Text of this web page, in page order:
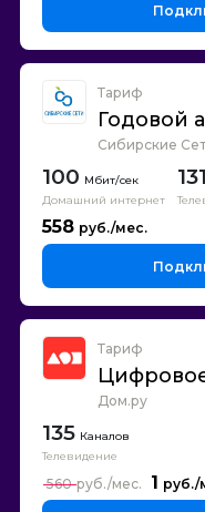
Тариф
Годовой
Сибирские
100
Домашний интернет
131
558
Тариф
Дом.ру
135 Каналов
Телевидение
1
560